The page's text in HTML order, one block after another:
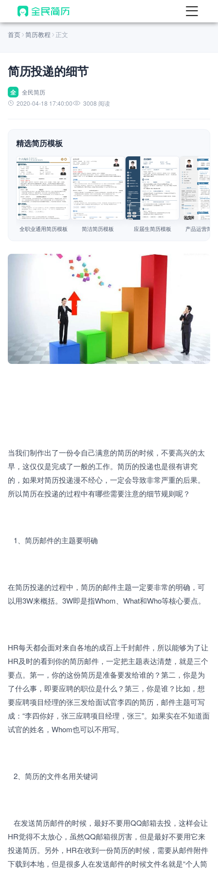
首页
AI 生成简历
AI 优化简历
AI 翻译简历
AI 模拟面试
面试自我介绍
AI 职场工具 New
简历模板
简历教程
首页 简历教程 正文
简历投递的细节
全
全民简历
2020-04-18 17:40:00
3008 阅读
精选简历模板
查看模板
全职业通用简历模板
查看模板
简洁简历模板
查看模板
应届生简历模板
查看模板
产品运营简
当我们制作出了一份令自己满意的简历的时候，不要高兴的太
早，这仅仅是完成了一般的工作。简历的投递也是很有讲究
的，如果对简历投递漫不经心，一定会导致非常严重的后果。
所以简历在投递的过程中有哪些需要注意的细节规则呢？
   1、
简历邮件的主题要明确
在简历投递的过程中，简历的邮件主题一定要非常的明确，可
以用3W来概括。3W即是指Whom、What和Who等核心要点。
HR每天都会面对来自各地的成百上千封邮件，所以能够为了让
HR及时的看到你的简历邮件，一定把主题表达清楚，就是三个
要点。第一，你的这份简历是准备要发给谁的？第二，你是为
了什么事，即要应聘的职位是什么？第三，你是谁？比如，想
要应聘项目经理的张三发给面试官李四的简历，邮件主题可写
成：“李四你好，张三应聘项目经理，张三”。如果实在不知道面
试官的姓名，Whom也可以不用写。
   2、
简历的文件名用关键词
HR觉得不太放心，虽然QQ邮箱很厉害，但是最好不要用它来
投递简历。另外，HR在收到一份简历的时候，需要从邮件附件
下载到本地，但是很多人在发送邮件的时候文件名就是“个人简